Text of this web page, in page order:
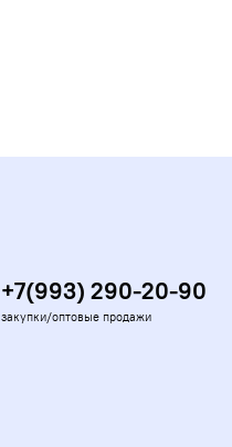
+7(993) 290-20-90
закупки/оптовые продажи